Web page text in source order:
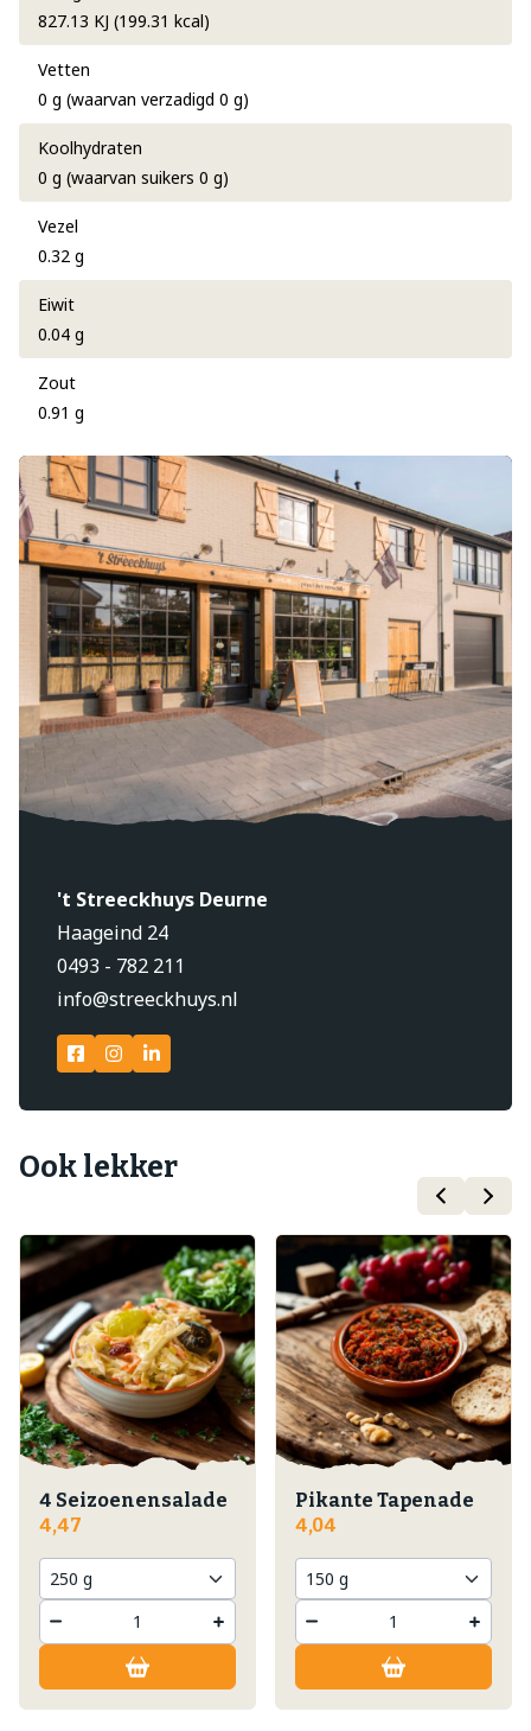
827.13 KJ (199.31 kcal)
Vetten
0 g (waarvan verzadigd 0 g)
Koolhydraten
0 g (waarvan suikers 0 g)
Vezel
0.32 g
Eiwit
0.04 g
Zout
0.91 g
't Streeckhuys Deurne
Haageind 24
0493 - 782 211
info@streeckhuys.nl
Ook lekker
4 Seizoenensalade
4,47
Pikante Tapenade
4,04
Lokale producten